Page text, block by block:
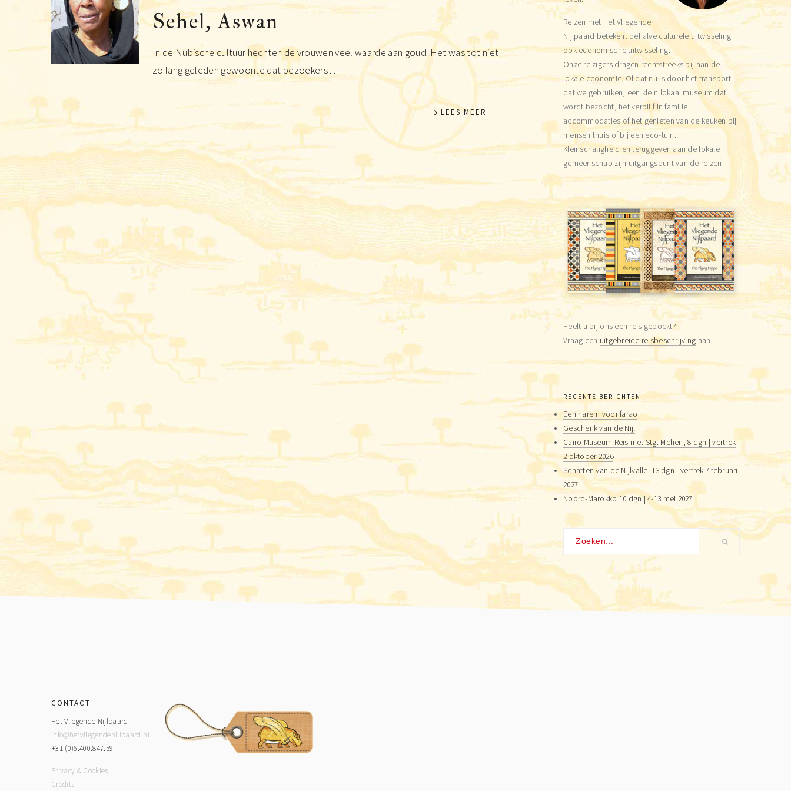
Sehel, Aswan
In de Nubische cultuur hechten de vrouwen veel waarde aan goud. Het was tot niet
zo lang geleden gewoonte dat bezoekers ...
LEES MEER
Reizen met Het Vliegende
Nijlpaard betekent behalve culturele uitwisseling
ook economische uitwisseling.
Onze reizigers dragen rechtstreeks bij aan de
lokale economie. Of dat nu is door het transport
dat we gebruiken, een klein lokaal museum dat
wordt bezocht, het verblijf in familie
accommodaties of het genieten van de keuken bij
mensen thuis of bij een eco-tuin.
Kleinschaligheid en teruggeven aan de lokale
gemeenschap zijn uitgangspunt van de reizen.
Heeft u bij ons een reis geboekt?
Vraag een uitgebreide reisbeschrijving aan.
RECENTE BERICHTEN
Een harem voor farao
Geschenk van de Nijl
Cairo Museum Reis met Stg. Mehen, 8 dgn | vertrek
2 oktober 2026
Schatten van de Nijlvallei 13 dgn | vertrek 7 februari
2027
Noord-Marokko 10 dgn | 4-13 mei 2027
CONTACT
Het Vliegende Nijlpaard
info@hetvliegendenijlpaard.nl
+31 (0)6.400.847.59
Privacy & Cookies
Credits